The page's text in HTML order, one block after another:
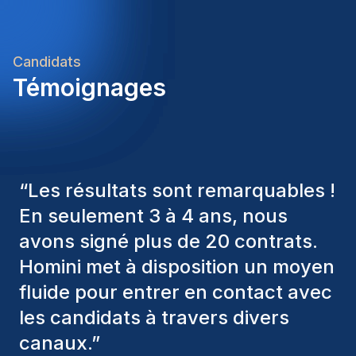
Candidats
Témoignages
“Les consultants Homini ont
toujours pris en considération
divers critères pour nous proposer
les bons candidats. Ceux que
nous avons recrutés sont toujours
parmi nous, et personnellement, je
suis très satisfait des nouvelles